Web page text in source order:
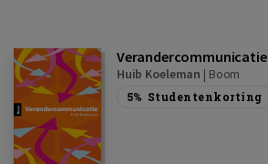
Verandercommunicatie
Huib Koeleman | Boom
5% Studentenkorting